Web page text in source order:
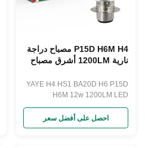
P15D H6M H4 مصباح دراجة
نارية 1200LM أشرق مصباح
YAYE H4 HS1 BA20D H6 P15D
H6M 12w 1200LM LED
Motorcycle Headlight in White
Light Products Description
احصل على أفضل سعر